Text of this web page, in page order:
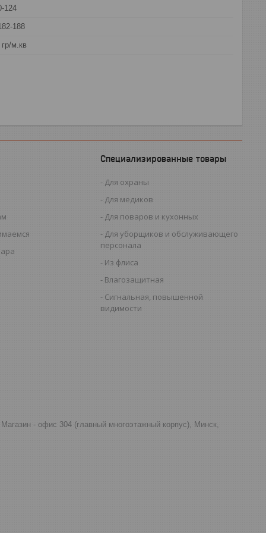
124
188
м.кв
Специализированные товары
Для охраны
Для медиков
Для поваров и кухонных
Для уборщиков и обслуживающего
персонала
Из флиса
Влагозащитная
Сигнальная, повышенной
видимости
- офис 304 (главный многоэтажный корпус), Минск,